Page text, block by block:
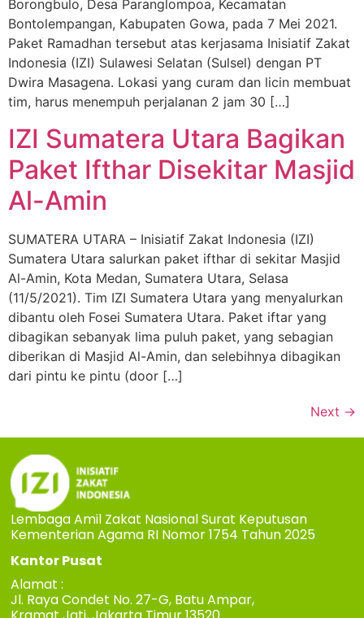
Borongbulo, Desa Paranglompoa, Kecamatan
Bontolempangan, Kabupaten Gowa, pada 7 Mei 2021.
Paket Ramadhan tersebut atas kerjasama Inisiatif Zakat
Indonesia (IZI) Sulawesi Selatan (Sulsel) dengan PT
Dwira Masagena. Lokasi yang curam dan licin membuat
tim, harus menempuh perjalanan 2 jam 30 […]
IZI Sumatera Utara Bagikan
Paket Ifthar Disekitar Masjid
Al-Amin
SUMATERA UTARA – Inisiatif Zakat Indonesia (IZI)
Sumatera Utara salurkan paket ifthar di sekitar Masjid
Al-Amin, Kota Medan, Sumatera Utara, Selasa
(11/5/2021). Tim IZI Sumatera Utara yang menyalurkan
dibantu oleh Fosei Sumatera Utara. Paket iftar yang
dibagikan sebanyak lima puluh paket, yang sebagian
diberikan di Masjid Al-Amin, dan selebihnya dibagikan
dari pintu ke pintu (door […]
Next →
Lembaga Amil Zakat Nasional Surat Keputusan
Kementerian Agama RI Nomor 1754 Tahun 2025
Kantor Pusat
Alamat :
Jl. Raya Condet No. 27-G, Batu Ampar,